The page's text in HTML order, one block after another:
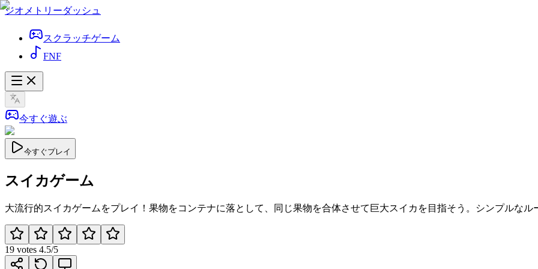
ジオメトリーダッシュ
スクラッチゲーム
FNF
今すぐ遊ぶ
今すぐプレイ
スイカゲーム
大流行的スイカゲームをプレイ！果物をコンテナに落として、同じ果物を合体させて巨大スイカを目指そう。シンプルなル
19 votes 4.5/5